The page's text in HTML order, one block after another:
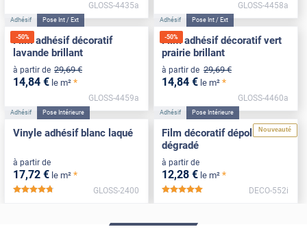
GLOSS-4435a GLOSS-4458a
-50%
Adhésif Pose Int / Ext
Film adhésif décoratif
lavande brillant
à partir de 29,69 €
14,84 € le m² *
GLOSS-4459a
-50%
Adhésif Pose Int / Ext
Film adhésif décoratif vert
prairie brillant
à partir de 29,69 €
14,84 € le m² *
GLOSS-4460a
Adhésif Pose Intérieure
Vinyle adhésif blanc laqué
à partir de
17,72 € le m² *
*****
GLOSS-2400
Nouveauté
Adhésif Pose Intérieure
Film décoratif dépoli
dégradé
à partir de
12,28 € le m² *
DECO-552i